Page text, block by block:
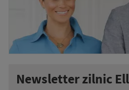
Newsletter zilnic